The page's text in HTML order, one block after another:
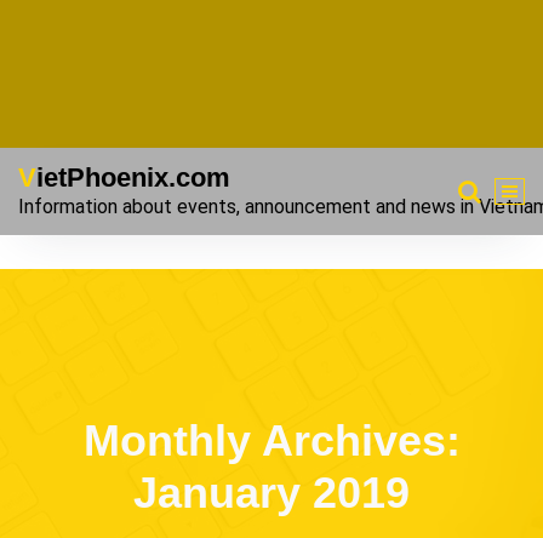
VietPhoenix.com
Information about events, announcement and news in
Monthly Archives:
January 2019